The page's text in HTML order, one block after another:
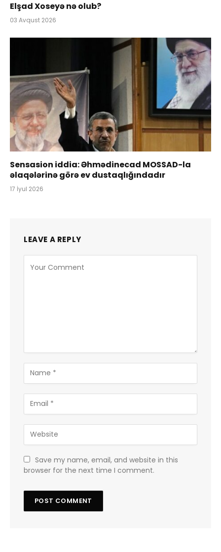
Elşad Xoseyə nə olub?
03 Avqust 2026
Sensasion iddia: Əhmədinecad MOSSAD-la
əlaqələrinə görə ev dustaqlığındadır
17 İyul 2026
LEAVE A REPLY
Save my name, email, and website in this
browser for the next time I comment.